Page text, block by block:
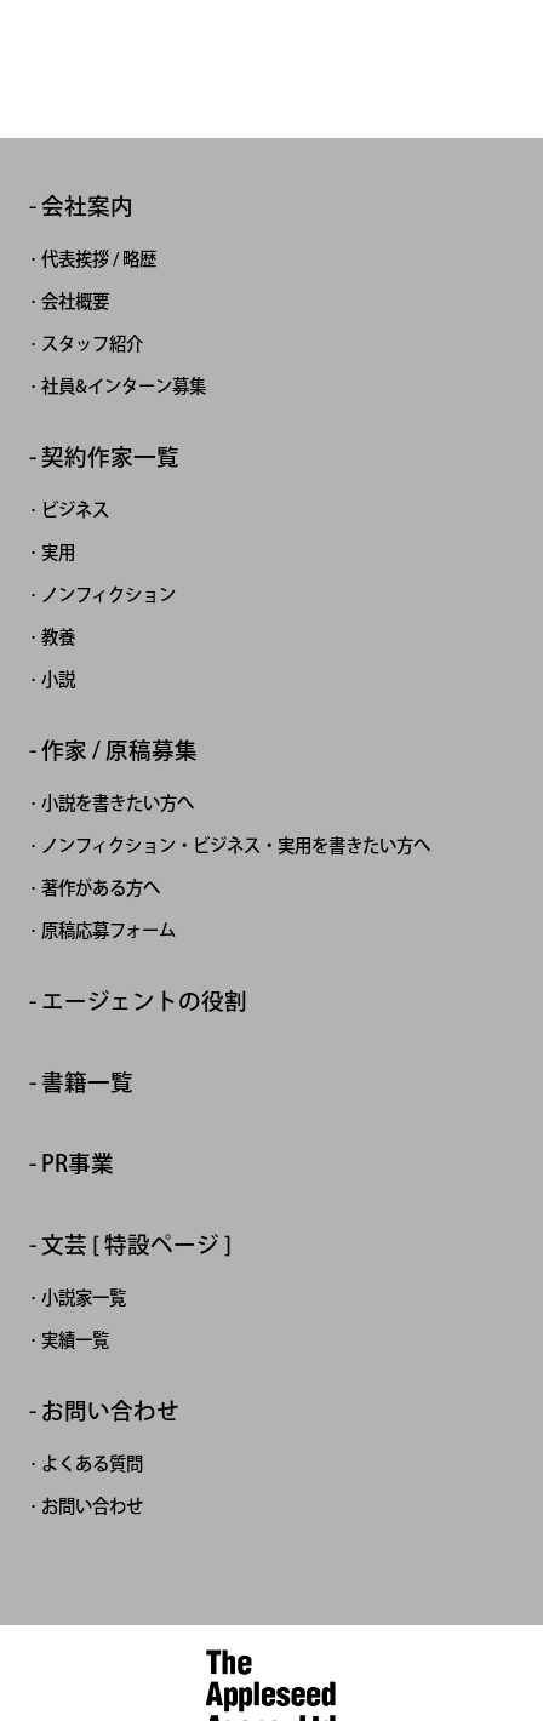
会社案内
代表挨拶 / 略歴
会社概要
スタッフ紹介
社員&インターン募集
契約作家一覧
ビジネス
実用
ノンフィクション
教養
小説
作家 / 原稿募集
小説を書きたい方へ
ノンフィクション・ビジネス・実用を書きたい方へ
著作がある方へ
原稿応募フォーム
エージェントの役割
書籍一覧
PR事業
文芸 [ 特設ページ ]
小説家一覧
実績一覧
お問い合わせ
よくある質問
お問い合わせ